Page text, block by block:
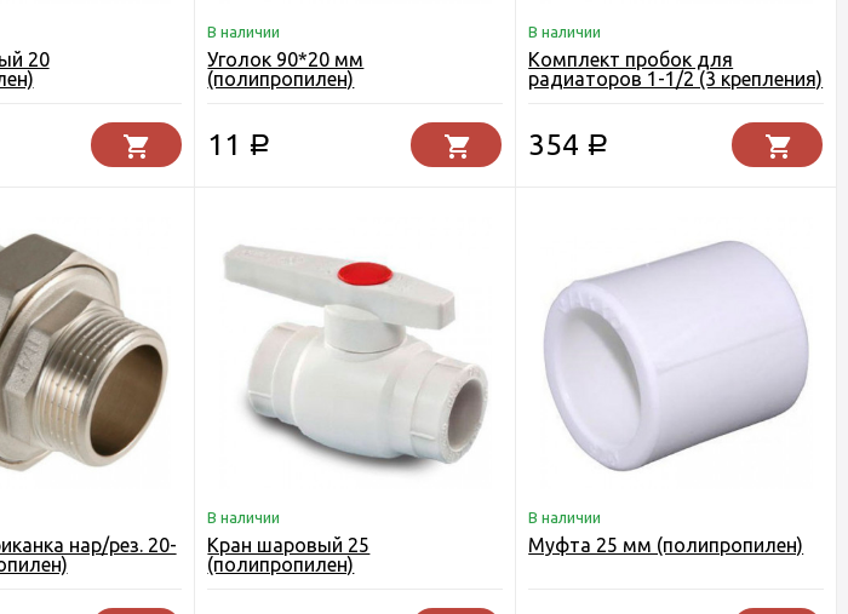
20
В наличии
Уголок 90*20 мм
(полипропилен)
11 Р
В наличии
Комплект пробок для
радиаторов 1-1/2 (3 крепления)
354 Р
нар/рез. 20-
В наличии
Кран шаровый 25
(полипропилен)
В наличии
Муфта 25 мм (полипропилен)